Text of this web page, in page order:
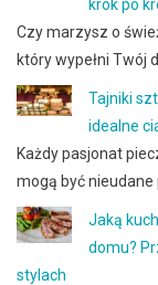
krok po
Czy marzysz o
który wypełni Twój
Tajniki
idealne
Każdy pasjonat
mogą być nieudane
Jaką
domu?
stylach